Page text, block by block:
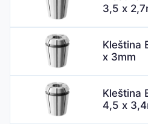
3,5 x
Kleština
x 3mm
Kleština
4,5 x